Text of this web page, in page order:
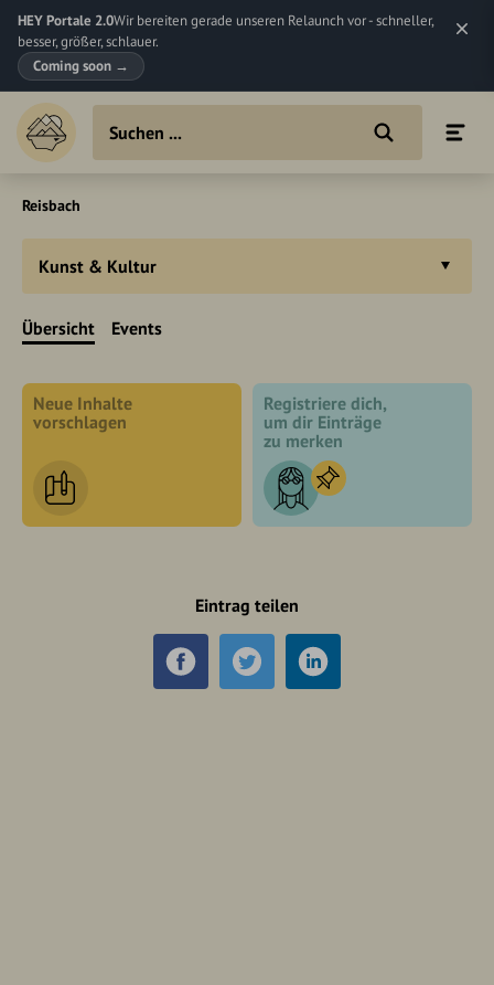
HEY Portale 2.0Wir bereiten gerade unseren Relaunch vor - schneller,
besser, größer, schlauer.
Coming soon →
Reisbach
Kunst & Kultur
Übersicht Events
Neue Inhalte
vorschlagen
Registriere dich,
um dir Einträge
zu merken
Eintrag teilen